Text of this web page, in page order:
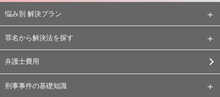
悩み別 解決プラン
罪名から解決法を探す
弁護士費用
刑事事件の基礎知識